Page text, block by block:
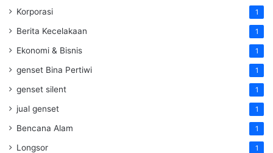
Korporasi 1
Berita Kecelakaan 1
Ekonomi & Bisnis 1
genset Bina Pertiwi 1
genset silent 1
jual genset 1
Bencana Alam 1
Longsor 1